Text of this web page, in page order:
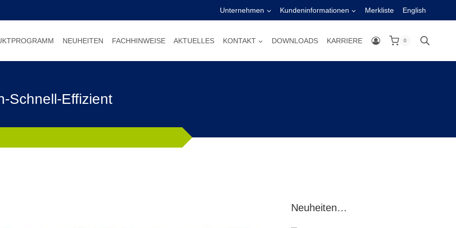
Unternehmen Kundeninformationen Merkliste English
NEUHEITEN FACHHINWEISE AKTUELLES KONTAKT DOWNLOADS KARRIERE 0
Schnell-Effizient
Neuheiten…